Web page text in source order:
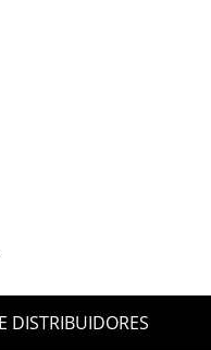
DISTRIBUIDORES